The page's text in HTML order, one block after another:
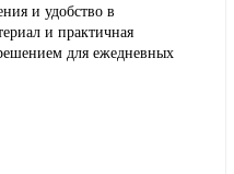
и удобство в
и практичная
для ежедневных